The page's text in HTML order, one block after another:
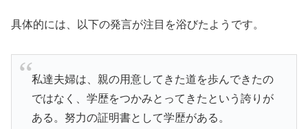
具体的には、以下の発言が注目を浴びたようです。
私達夫婦は、親の用意してきた道を歩んできたの
ではなく、学歴をつかみとってきたという誇りが
ある。努力の証明書として学歴がある。